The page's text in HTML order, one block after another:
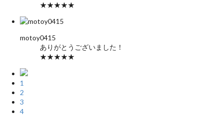
★★★★★
motoy0415
ありがとうございました！
★★★★★
1
2
3
4